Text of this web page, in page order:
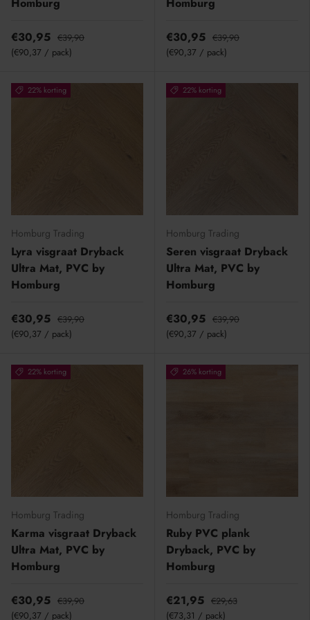
Homburg
€30,95 €39,90
Eenheid prijs
€90,37 / pack
Homburg
€30,95 €39,90
Eenheid prijs
€90,37 / pack
22% korting
Homburg Trading
Lyra visgraat Dryback
Ultra Mat, PVC by
Homburg
€30,95 €39,90
Eenheid prijs
€90,37 / pack
22% korting
Homburg Trading
Seren visgraat Dryback
Ultra Mat, PVC by
Homburg
€30,95 €39,90
Eenheid prijs
€90,37 / pack
22% korting
Homburg Trading
Karma visgraat Dryback
Ultra Mat, PVC by
Homburg
€30,95 €39,90
Eenheid prijs
€90,37 / pack
26% korting
Homburg Trading
Ruby PVC plank
Dryback, PVC by
Homburg
€21,95 €29,63
Eenheid prijs
€73,31 / pack